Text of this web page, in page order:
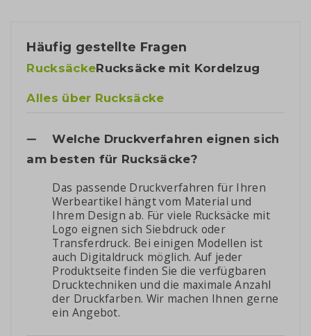
Häufig gestellte Fragen
RucksäckeRucksäcke mit Kordelzug
Alles über Rucksäcke
Welche Druckverfahren eignen sich
am besten für Rucksäcke?
Das passende Druckverfahren für Ihren
Werbeartikel hängt vom Material und
Ihrem Design ab. Für viele Rucksäcke mit
Logo eignen sich Siebdruck oder
Transferdruck. Bei einigen Modellen ist
auch Digitaldruck möglich. Auf jeder
Produktseite finden Sie die verfügbaren
Drucktechniken und die maximale Anzahl
der Druckfarben. Wir machen Ihnen gerne
ein Angebot.